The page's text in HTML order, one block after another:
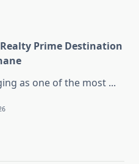
Realty Prime Destination
as one of the most ...